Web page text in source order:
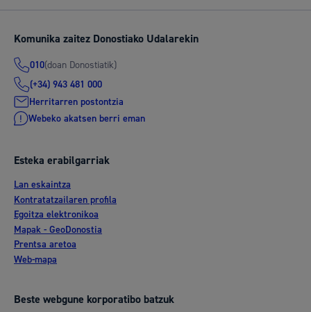
Komunika zaitez Donostiako Udalarekin
010(doan Donostiatik)
(+34) 943 481 000
Herritarren postontzia
Webeko akatsen berri eman
Esteka erabilgarriak
Lan eskaintza
Kontratatzailaren profila
Egoitza elektronikoa
Mapak - GeoDonostia
Prentsa aretoa
Web-mapa
Beste webgune korporatibo batzuk